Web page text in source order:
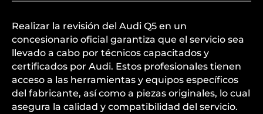
Realizar la revisión del Audi Q5 en un
concesionario oficial garantiza que el servicio sea
llevado a cabo por técnicos capacitados y
certificados por Audi. Estos profesionales tienen
acceso a las herramientas y equipos específicos
del fabricante, así como a piezas originales, lo cual
asegura la calidad y compatibilidad del servicio.